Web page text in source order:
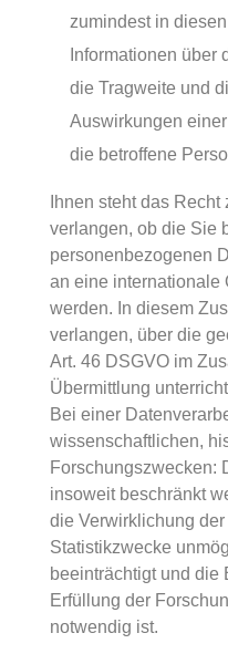
zumindest in
Informationen über
die Tragweite und
Auswirkungen
die betroffene
Ihnen steht das
verlangen, ob die Sie
personenbezogenen
an eine internationale
werden. In diesem
verlangen, über die
Art. 46 DSGVO im
Übermittlung
Bei einer
wissenschaftlichen,
Forschungszwecken:
insoweit beschränkt
die Verwirklichung
Statistikzwecke
beeinträchtigt und die
Erfüllung der
notwendig ist.